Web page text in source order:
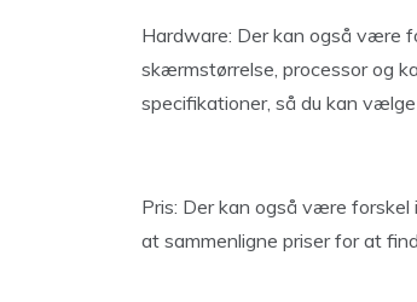
Hardware: Der kan også være
skærmstørrelse, processor og
specifikationer, så du kan
Pris: Der kan også være
at sammenligne priser for at